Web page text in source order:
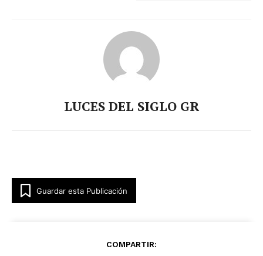
LUCES DEL SIGLO GR
Guardar esta Publicación
COMPARTIR: